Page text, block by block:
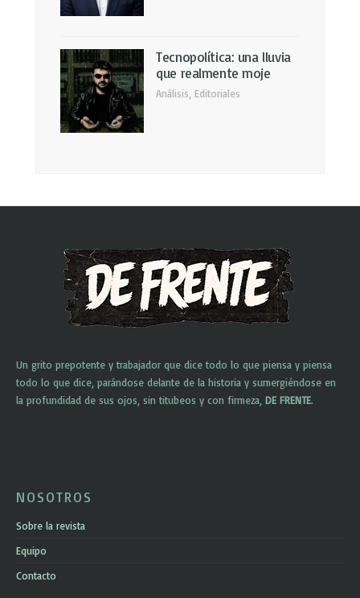
Tecnopolítica: una lluvia
que realmente moje
Análisis Editoriales
Un grito prepotente y trabajador que dice todo lo que piensa y piensa
todo lo que dice, parándose delante de la historia y sumergiéndose en
la profundidad de sus ojos, sin titubeos y con firmeza, DE FRENTE.
NOSOTROS
Sobre la revista
Equipo
Contacto